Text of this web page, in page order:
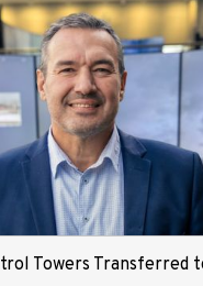
Towers Transferred